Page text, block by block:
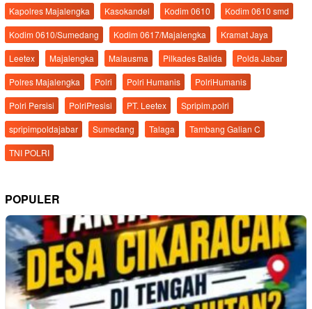
Kapolres Majalengka
Kasokandel Kodim 0610
Kodim 0610 smd
Kodim 0610/Sumedang
Kodim 0617/Majalengka
Kramat Jaya
Leetex
Majalengka Malausma Pilkades Balida
Polda Jabar
Polres Majalengka
Polri Polri Humanis
PolriHumanis
Polri Persisi
PolriPresisi PT. Leetex
Spripim.polri
spripimpoldajabar
Sumedang Talaga
Tambang Galian C
TNI POLRI
POPULER